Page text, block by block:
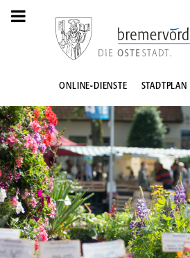
ONLINE-DIENSTE STADTPLAN